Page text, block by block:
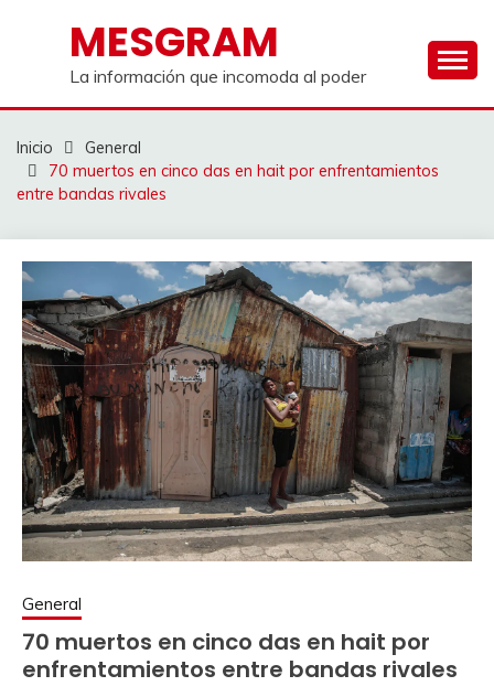
contenidoMESGRAM
La información que incomoda al poder
Inicio
General
70 muertos en cinco das en hait por enfrentamientos
entre bandas rivales
General
70 muertos en cinco das en hait por
enfrentamientos entre bandas rivales